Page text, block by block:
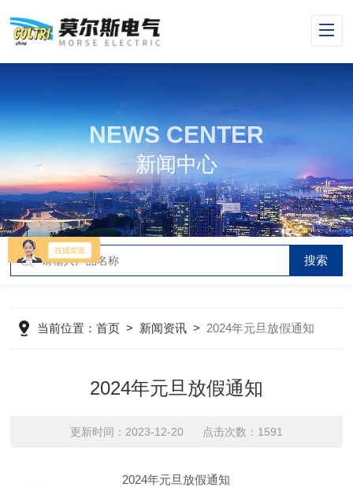
NEWS CENTER
新闻中心
当前位置：首页 > 新闻资讯 > 2024年元旦放假通知
2024年元旦放假通知
更新时间：2023-12-20 点击次数：1591
2024年元旦放假通知